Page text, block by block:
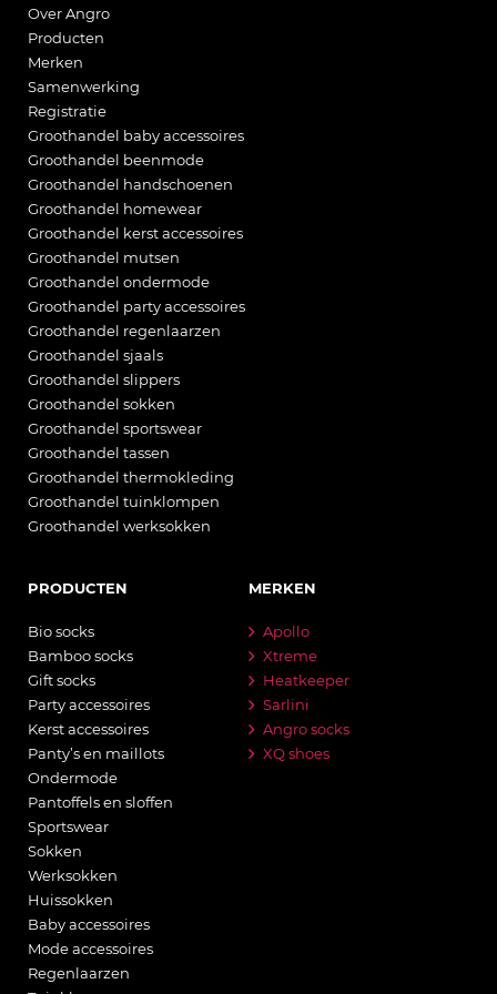
Over Angro
Producten
Merken
Samenwerking
Registratie
Groothandel baby accessoires
Groothandel beenmode
Groothandel handschoenen
Groothandel homewear
Groothandel kerst accessoires
Groothandel mutsen
Groothandel ondermode
Groothandel party accessoires
Groothandel regenlaarzen
Groothandel sjaals
Groothandel slippers
Groothandel sokken
Groothandel sportswear
Groothandel tassen
Groothandel thermokleding
Groothandel tuinklompen
Groothandel werksokken
PRODUCTEN
Bio socks
Bamboo socks
Gift socks
Party accessoires
Kerst accessoires
Panty’s en maillots
Ondermode
Pantoffels en sloffen
Sportswear
Sokken
Werksokken
Huissokken
Baby accessoires
Mode accessoires
Regenlaarzen
MERKEN
Apollo
Xtreme
Heatkeeper
Sarlini
Angro socks
XQ shoes